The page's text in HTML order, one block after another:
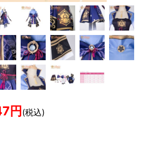
円 (税込)